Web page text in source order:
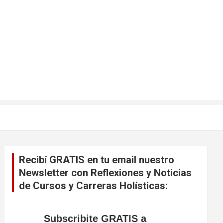
Recibí GRATIS en tu email nuestro
Newsletter con Reflexiones y Noticias
de Cursos y Carreras Holísticas:
Subscribite GRATIS a